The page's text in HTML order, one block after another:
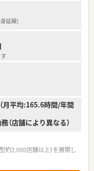
時短制度は小学5年生まで
ランスが整っています
制度など嬉しいメリットも
延線)
月平均:165.6時間/年間
店舗により異なる）
約2,000店舗以上）を展開し